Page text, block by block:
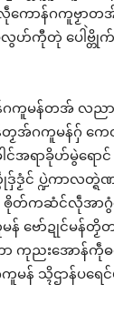
ကောန်ဂကူဗၟာ
ဟ်ကီုတုဲ ပေါဲဗ္
ဂကူမန်တအ် လ
အ်ဂကူမန်ဂှ် ကေတ်
င်အရာခိုဟ်မွဲရ
တဵုဒှ်ဒၟံင် ပ္ဍဲကာလ
ဂှ် ၜိုတ်ကဆံင်လဵုအ
မန် ဗော်ဍုင်မ
ာ ကုညးအောန်
န် သ္ၚိဌာန်ပရေ